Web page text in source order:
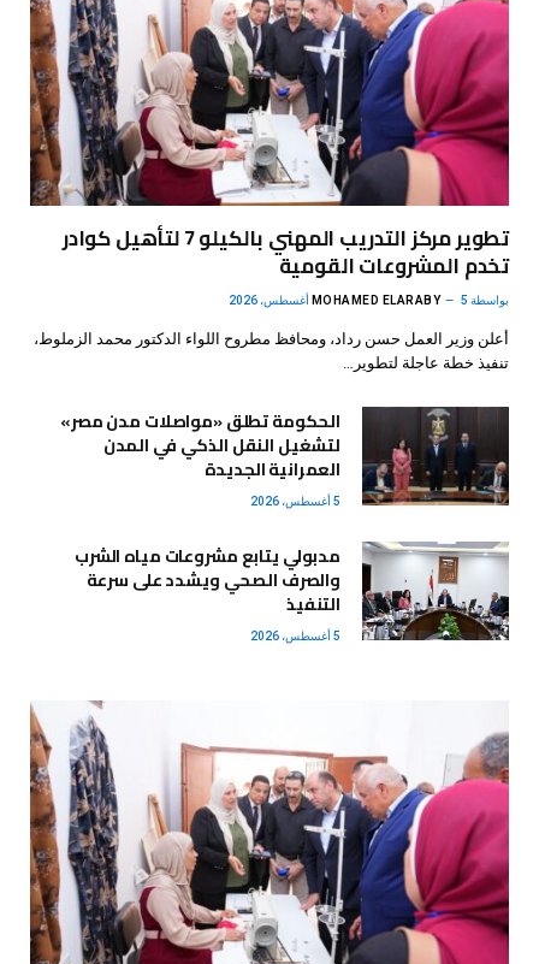
تطوير مركز التدريب المهني بالكيلو 7 لتأهيل كوادر
تخدم المشروعات القومية
بواسطة MOHAMED ELARABY 5 أغسطس، 2026
أعلن وزير العمل حسن رداد، ومحافظ مطروح اللواء الدكتور محمد الزملوط،
تنفيذ خطة عاجلة لتطوير…
الحكومة تطلق «مواصلات مدن مصر»
لتشغيل النقل الذكي في المدن
العمرانية الجديدة
5 أغسطس، 2026
مدبولي يتابع مشروعات مياه الشرب
والصرف الصحي ويشدد على سرعة
التنفيذ
5 أغسطس، 2026